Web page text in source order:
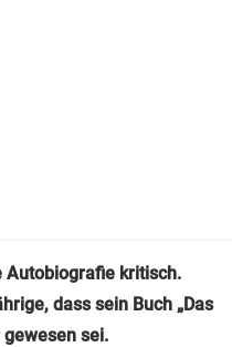
Autobiografie kritisch.
dass sein Buch „Das
gewesen sei.